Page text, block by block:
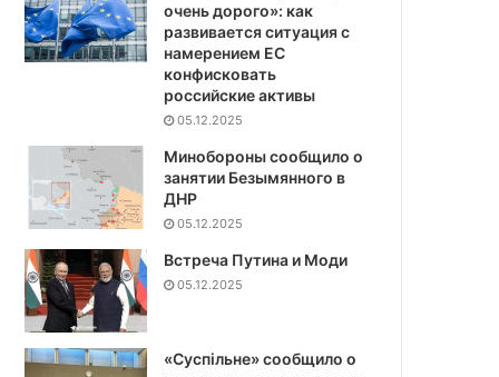
очень дорого»: как
развивается ситуация с
намерением ЕС
конфисковать
российские активы
05.12.2025
Минобороны сообщило о
занятии Безымянного в
ДНР
05.12.2025
Встреча Путина и Моди
05.12.2025
«Суспiльне» сообщило о